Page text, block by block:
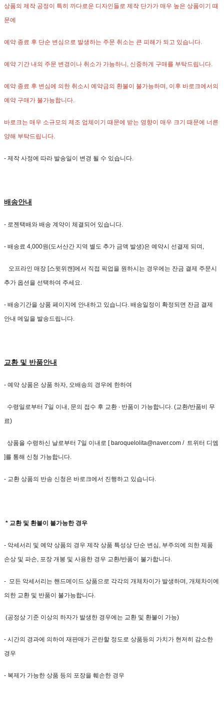
상품의 제작 공정이 특히 까다로운 디자인들로 제작 단가가 매우 높은 상품이기 때
문에
예약 종료 후 단순 변심으로 발생하는 주문 취소는 큰 피해가 되고 있습니다.
예약 기간 내의 주문 변경이나 취소가 가능하니, 신중하게 구매를 부탁드립니다.
예약 종료 후 변심에 의한 취소시 예약금의 환불이 불가능하며, 이후 바로크에서의
예약 구매가 불가능합니다.
바로크는 매우 소규모의 제조 업체이기 때문에 받는 영향이 매우 크기 때문에 너른
양해 부탁드립니다.
- 제작 사정에 따라 발송일이 변경 될 수 있습니다.
배송안내
- 로젠택배와 배송 계약이 체결되어 있습니다.
- 배송료 4,000원(도서산간 지역 별도 추가 금액 발생)은 예약시 선결제 되며,
오프라인 매장 [스윗위캔]에서 직접 픽업을 원하시는 경우에는 잔금 결제 주문시
추가 옵션을 선택하여 주세요.
- 배송기간을 상품 페이지에 안내하고 있습니다. 배송일정이 확정되면 잔금 결제
안내 메일을 발송드립니다.
교환 및 반품안내
- 예약 상품은 상품 하자, 오배송의 경우에 한하여
수령일로부터 7일 이내, 문의 접수 후 교환 ∙ 반품이 가능합니다. (교환/반품비 무
료)
상품을 수령하신 날로부터 7일 이내로 [ baroquelolita@naver.com / 트위터 디엠
]를 통해 신청 가능합니다.
- 교환 상품의 반송 신청은 바로크에서 진행하고 있습니다.
* 교환 및 환불이 불가능한 경우
- 악세서리 및 예약 상품의 경우 제작 상품 특성상 단순 변심, 부주의에 의한 제품
손상 및 파손, 포장 개봉 및 사용한 경우 교환/반품이 불가합니다.
- 모든 악세서리는 핸드메이드 상품으로 각각의 개체차이가 발생하며, 개체차이에
의한 교환 및 반품이 불가능합니다.
(공정상 기준 이상의 하자가 발생한 경우에는 교환 및 환불이 가능)
- 시간의 경과에 의하여 재판매가 곤란할 정도로 상품등의 가치가 현저히 감소한
경우
- 복제가 가능한 상품 등의 포장을 훼손한 경우